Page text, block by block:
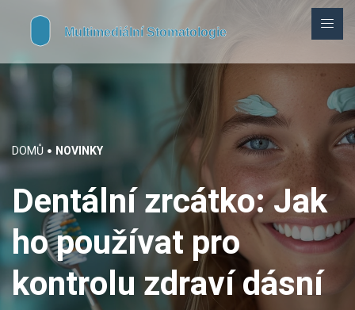
DOMŮ NOVINKY
Dentální zrcátko: Jak
ho používat pro
kontrolu zdraví dásní